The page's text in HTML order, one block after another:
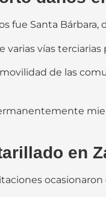
fue Santa
varias vías
de las
en